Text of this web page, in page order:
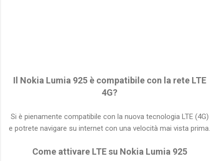
Il Nokia Lumia 925 è compatibile con la rete LTE
4G?
Si è pienamente compatibile con la nuova tecnologia LTE (4G)
e potrete navigare su internet con una velocità mai vista prima.
Come attivare LTE su Nokia Lumia 925